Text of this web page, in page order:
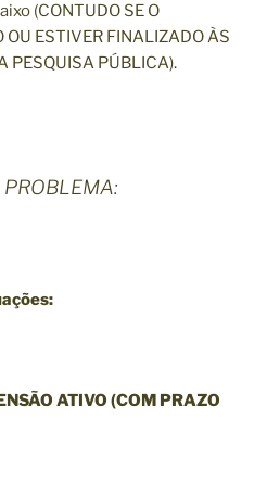
(CONTUDO SE O
OU ESTIVER FINALIZADO ÀS
PESQUISA PÚBLICA).
PROBLEMA:
ATIVO (COM PRAZO